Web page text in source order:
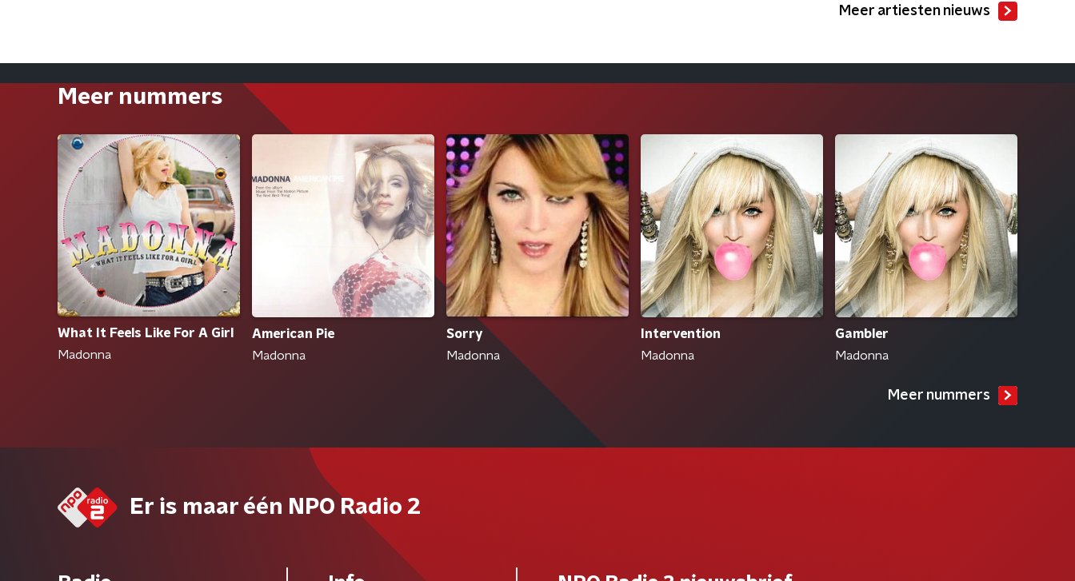
Meer artiesten nieuws
Meer nummers
What It Feels Like For A Girl
Madonna
American Pie
Madonna
Sorry
Madonna
Intervention
Madonna
Gambler
Madonna
Meer nummers
Er is maar één NPO Radio 2